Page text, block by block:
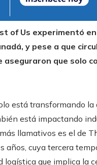
of Us experimentó
y pese a que
que solo
está transformando
está impactando
llamativos es el de
cuya tercera
que implica la